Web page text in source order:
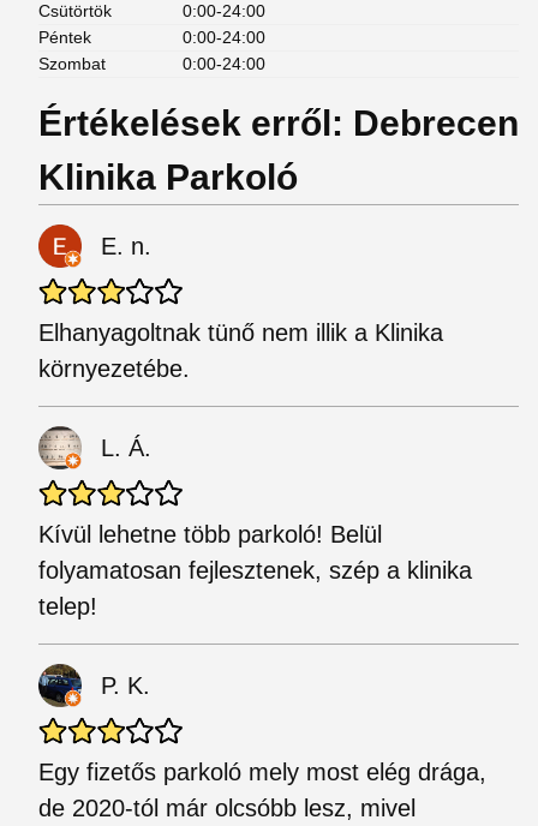
Csütörtök
0:00-24:00
Péntek
0:00-24:00
Szombat
0:00-24:00
Értékelések erről: Debrecen
Klinika Parkoló
E. n.
Elhanyagoltnak tünő nem illik a Klinika
környezetébe.
L. Á.
Kívül lehetne több parkoló! Belül
folyamatosan fejlesztenek, szép a klinika
telep!
P. K.
Egy fizetős parkoló mely most elég drága,
de 2020-tól már olcsóbb lesz, mivel